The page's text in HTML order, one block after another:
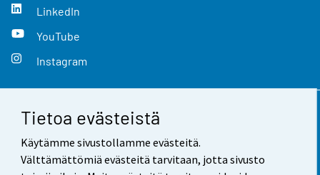
Tietoa evästeistä
Käytämme sivustollamme evästeitä.
Välttämättömiä evästeitä tarvitaan, jotta sivusto
LinkedIn
YouTube
Instagram
Yhteystiedot
Palaute